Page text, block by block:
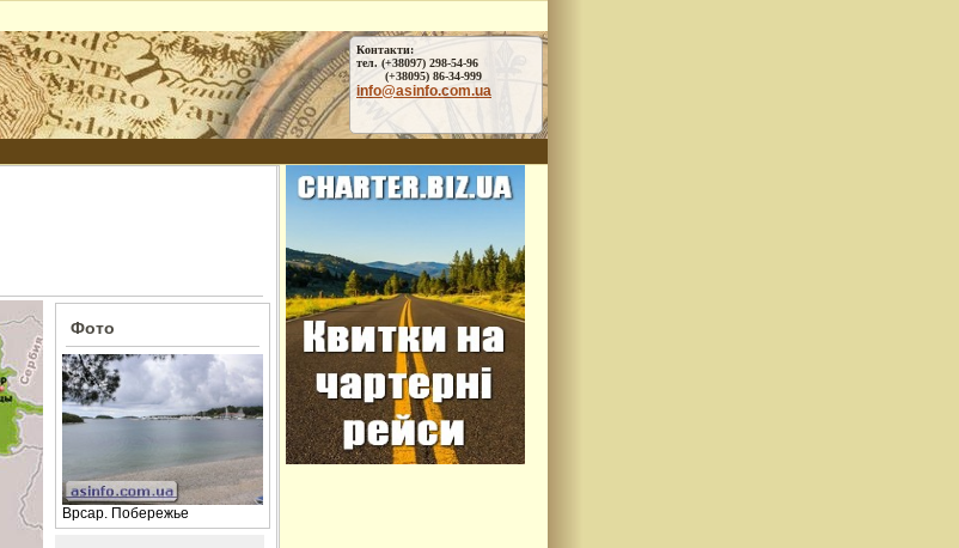
Контакти:
тел. (+38097) 298-54-96
(+38095) 86-34-999
info@asinfo.com.ua
Фото
Врсар. Побережье